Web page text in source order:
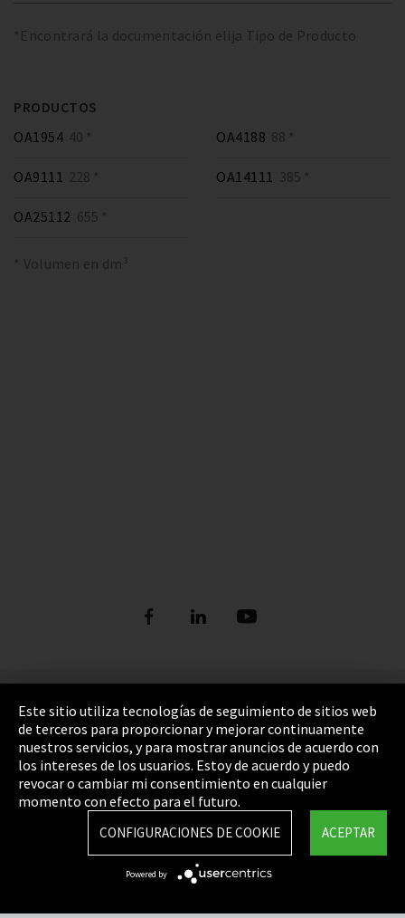
*Encontrará la documentación elija Tipo de Producto
PRODUCTOS
OA1954 40 * OA4188 88 *
OA9111 228 * OA14111 385 *
OA25112 655 *
* Volumen en dm³
Pie de imprenta
Política de privacidad
Cookie Settings
Términos y Condiciones
Mapa del sitio
Integrity Line
Este sitio utiliza tecnologías de seguimiento de sitios web
de terceros para proporcionar y mejorar continuamente
nuestros servicios, y para mostrar anuncios de acuerdo con
los intereses de los usuarios. Estoy de acuerdo y puedo
revocar o cambiar mi consentimiento en cualquier
momento con efecto para el futuro.
ACEPTAR
CONFIGURACIONES DE COOKIE
Powered by